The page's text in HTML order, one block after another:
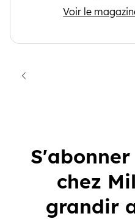
Voir le
Les
chez
grandir